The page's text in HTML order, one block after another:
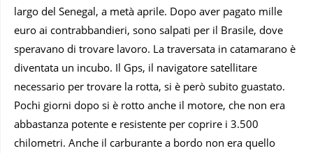
largo del Senegal, a metà aprile. Dopo aver pagato mille
euro ai contrabbandieri, sono salpati per il Brasile, dove
speravano di trovare lavoro. La traversata in catamarano è
diventata un incubo. Il Gps, il navigatore satellitare
necessario per trovare la rotta, si è però subito guastato.
Pochi giorni dopo si è rotto anche il motore, che non era
abbastanza potente e resistente per coprire i 3.500
chilometri. Anche il carburante a bordo non era quello